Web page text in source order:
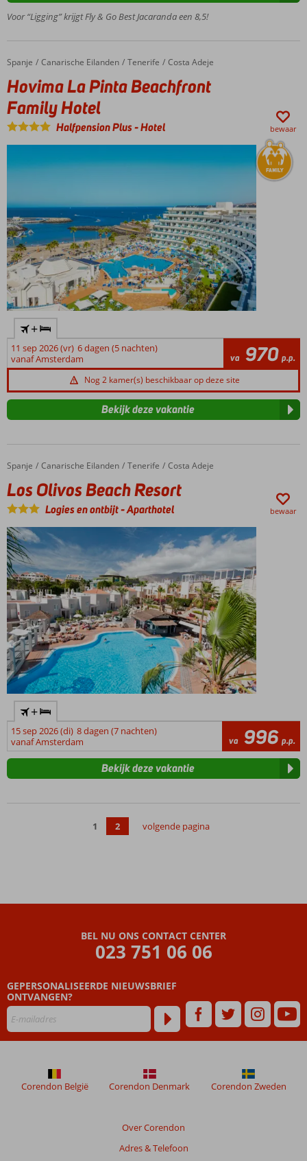
op
loopafstand
4
(1
verwarmd)
en 2
kinderbaden
Ruime
zwembadzicht
Inclusive
ook
mogelijk
Voor “Ligging” krijgt Fly & Go Best Jacaranda een 8,5!
Home
Spanje Canarische Eilanden Tenerife Costa Adeje
Hovima La Pinta Beachfront Family Hotel
Hovima La Pinta Beachfront
Family Hotel
Halfpension Plus-Hotel bewaar
+
11 sep 2026 (vr) 6 dagen (5 nachten)
vanaf Amsterdam
va 970 p.p.
Nog 2 kamer(s) beschikbaar op deze site
Bekijk deze vakantie
Home
Spanje Canarische Eilanden Tenerife Costa Adeje
Los Olivos Beach Resort
Los Olivos Beach Resort
Logies en ontbijt-Aparthotel bewaar
+
15 sep 2026 (di) 8 dagen (7 nachten)
vanaf Amsterdam
va 996 p.p.
Bekijk deze vakantie
1 2 volgende pagina
BEL NU ONS CONTACT CENTER
023 751 06 06
GEPERSONALISEERDE NIEUWSBRIEF
ONTVANGEN?
Over Corendon
Adres & Telefoon
Corendon België Corendon Denmark Corendon Zweden